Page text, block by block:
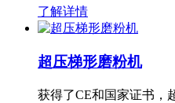
了解详情
超压梯形磨粉机
获得了CE和国家证书，